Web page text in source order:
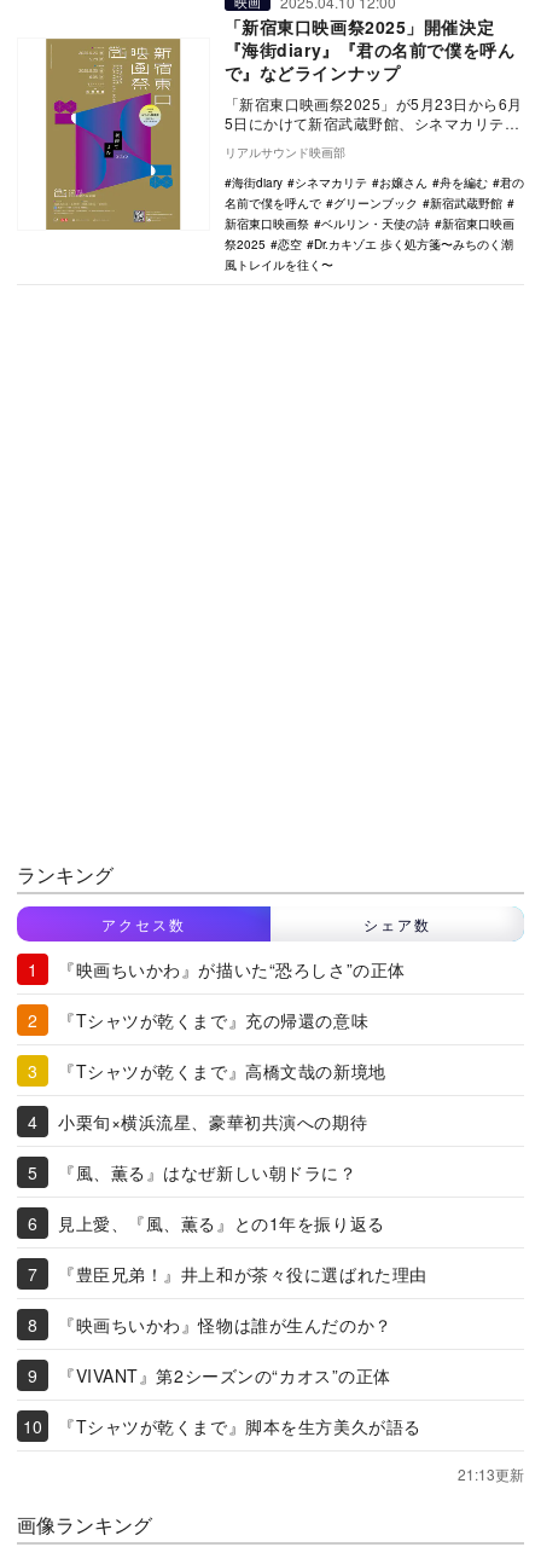
「新宿東口映画祭2025」開催決定
『海街diary』『君の名前で僕を呼ん
で』などラインナップ
「新宿東口映画祭2025」が5月23日から6月
5日にかけて新宿武蔵野館、シネマカリテに
て開催されることが決定。あわせて上映作
品の…
リアルサウンド映画部
海街diary
シネマカリテ お嬢さん 舟を編む
君の
名前で僕を呼んで
グリーンブック
新宿武蔵野館
新宿東口映画祭
ベルリン・天使の詩
新宿東口映画
祭2025
恋空
Dr.カキゾエ 歩く処方箋〜みちのく潮
風トレイルを往く〜
ランキング
アクセス数 シェア数
『映画ちいかわ』が描いた“恐ろしさ”の正体
『Tシャツが乾くまで』充の帰還の意味
『Tシャツが乾くまで』高橋文哉の新境地
小栗旬×横浜流星、豪華初共演への期待
『風、薫る』はなぜ新しい朝ドラに？
見上愛、『風、薫る』との1年を振り返る
『豊臣兄弟！』井上和が茶々役に選ばれた理由
『映画ちいかわ』怪物は誰が生んだのか？
『VIVANT』第2シーズンの“カオス”の正体
『Tシャツが乾くまで』脚本を生方美久が語る
21:13更新
画像ランキング